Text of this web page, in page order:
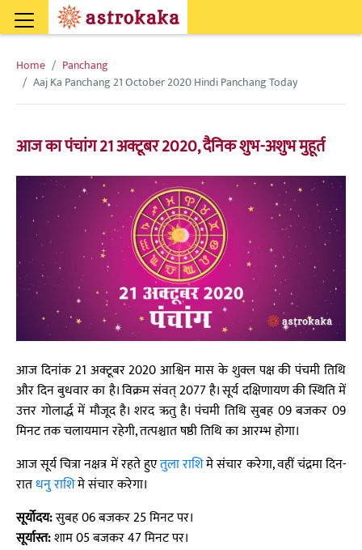
Home
Panchang
Aaj Ka Panchang 21 October 2020 Hindi Panchang Today
आज का पंचांग 21 अक्टूबर 2020, दैनिक शुभ-अशुभ मुहूर्त
आज दिनांक 21 अक्टूबर 2020 आश्विन मास के शुक्ल पक्ष की पंचमी तिथि
और दिन बुधवार का है। विक्रम संवत् 2077 है। सूर्य दक्षिणायण की स्थिति में
उत्तर गोलार्द्ध में मौजूद है। शरद ऋतु है। पंचमी तिथि सुबह 09 बजकर 09
मिनट तक चलायमान रहेगी, तत्पश्चात षष्ठी तिथि का आरम्भ होगा।
आज सूर्य चित्रा नक्षत्र में रहते हुएतुला राशिमे संचार करेगा, वहीं चंद्रमा दिन-
रातधनु राशिमे संचार करेगा।
सूर्योदय:सुबह 06 बजकर 25 मिनट पर।
सूर्यास्त:शाम 05 बजकर 47 मिनट पर।